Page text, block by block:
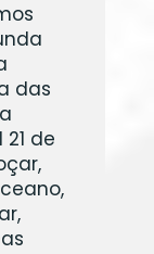
das
de